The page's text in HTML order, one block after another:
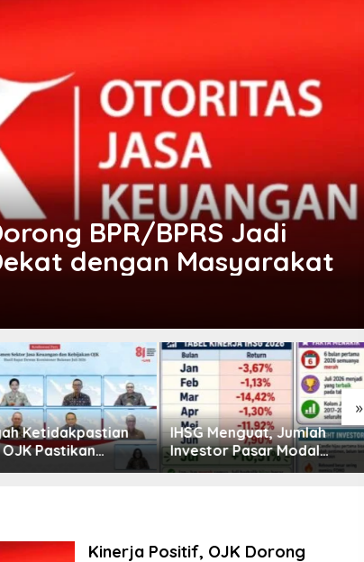
BPR/BPRS Jadi
dengan Masyarakat
»
Jumlah
Pasar Modal
Pembiayaan Tumbuh
Positif, Ini Kondisi Terkini
Sektor PVML hingga Juni
Kinerja Positif, OJK Dorong